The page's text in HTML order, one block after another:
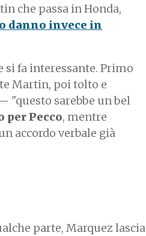
che passa in Honda,
danno invece in
fa interessante. Primo
Martin, poi tolto e
"questo sarebbe un bel
Pecco, mentre
accordo verbale già
parte, Marquez lascia